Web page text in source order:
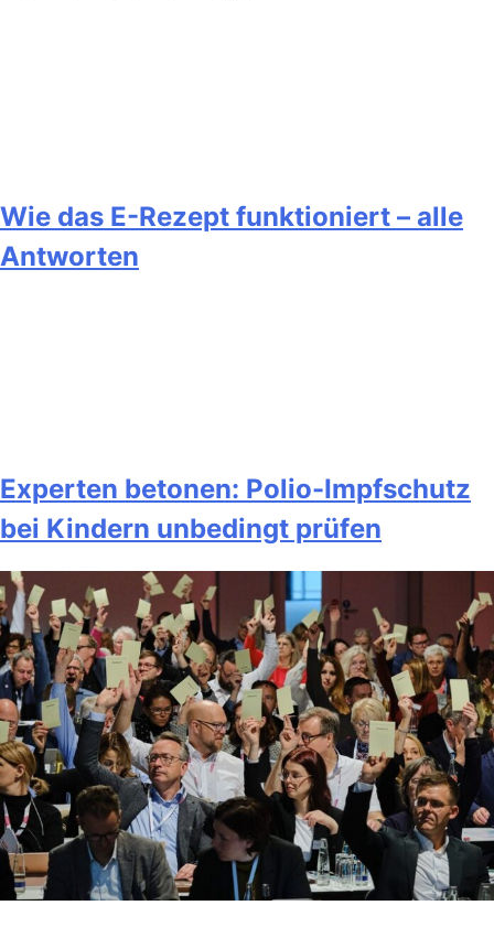
Wie das E-Rezept funktioniert – alle
Antworten
Experten betonen: Polio-Impfschutz
bei Kindern unbedingt prüfen